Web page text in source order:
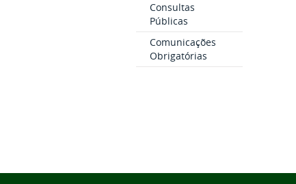
Consultas
Públicas
Comunicações
Obrigatórias